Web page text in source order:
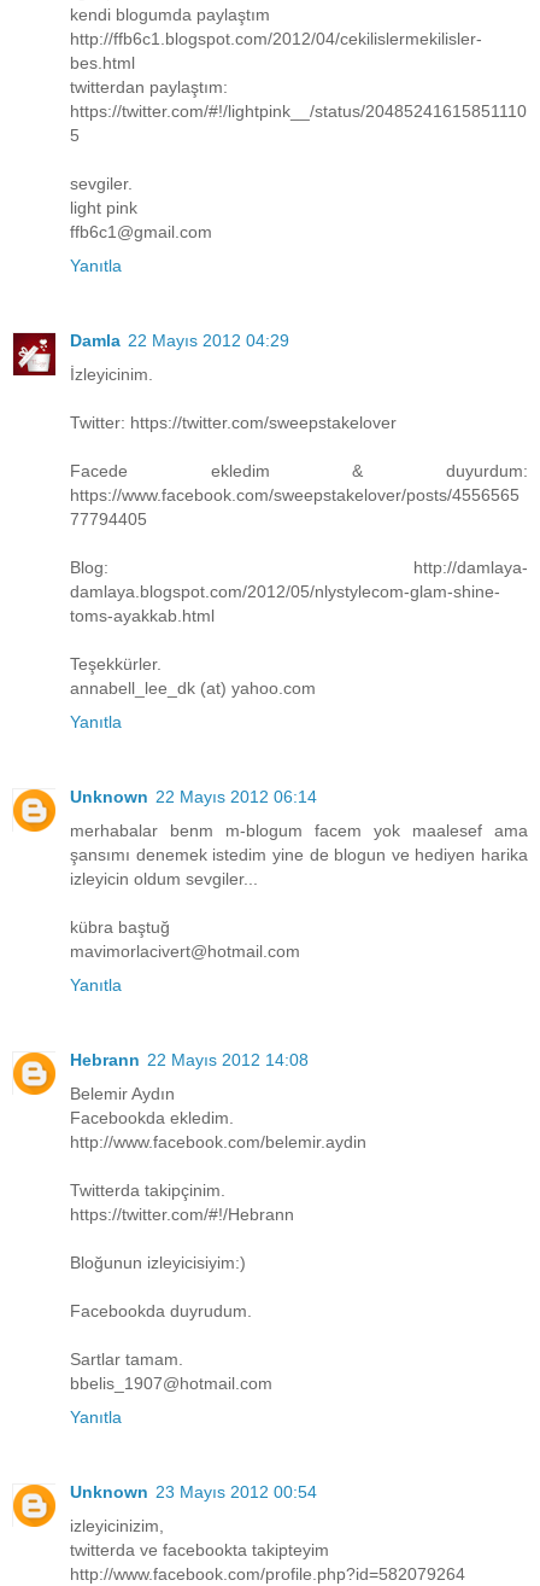
kendi blogumda paylaştım
http://ffb6c1.blogspot.com/2012/04/cekilislermekilisler-
bes.html
twitterdan paylaştım:
https://twitter.com/#!/lightpink__/status/20485241615851110
5
sevgiler.
light pink
ffb6c1@gmail.com
Yanıtla
Damla 22 Mayıs 2012 04:29
İzleyicinim.
Twitter: https://twitter.com/sweepstakelover
Facede ekledim & duyurdum:
https://www.facebook.com/sweepstakelover/posts/4556565
77794405
Blog: http://damlaya-
damlaya.blogspot.com/2012/05/nlystylecom-glam-shine-
toms-ayakkab.html
Teşekkürler.
annabell_lee_dk (at) yahoo.com
Yanıtla
Unknown 22 Mayıs 2012 06:14
merhabalar benm m-blogum facem yok maalesef ama
şansımı denemek istedim yine de blogun ve hediyen harika
izleyicin oldum sevgiler...
kübra baştuğ
mavimorlacivert@hotmail.com
Yanıtla
Hebrann 22 Mayıs 2012 14:08
Belemir Aydın
Facebookda ekledim.
http://www.facebook.com/belemir.aydin
Twitterda takipçinim.
https://twitter.com/#!/Hebrann
Bloğunun izleyicisiyim:)
Facebookda duyrudum.
Sartlar tamam.
bbelis_1907@hotmail.com
Yanıtla
Unknown 23 Mayıs 2012 00:54
izleyicinizim,
twitterda ve facebookta takipteyim
http://www.facebook.com/profile.php?id=582079264